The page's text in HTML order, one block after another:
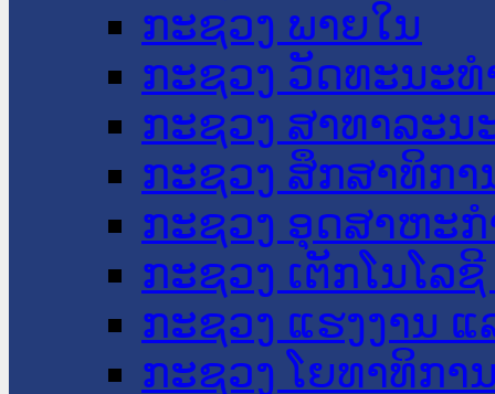
ກະຊວງ ພາຍໃນ
ກະຊວງ ວັດທະນະ
ກະຊວງ ສາທາລະນ
ກະຊວງ ສຶກສາທິກາ
ກະຊວງ ອຸດສາຫະ
ກະຊວງ ເຕັກໂນໂລ
ກະຊວງ ແຮງງານ
ກະຊວງ ໂຍທາທິກາ